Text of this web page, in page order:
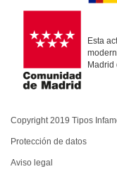
Esta
Madrid
Copyright 2019 Tipos
Protección de datos
Aviso legal